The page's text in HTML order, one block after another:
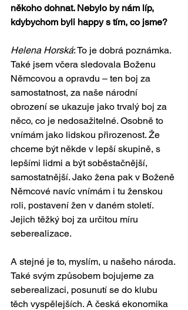
někoho dohnat. Nebylo by nám líp,
kdybychom byli happy s tím, co jsme?
Helena Horská: To je dobrá poznámka.
Také jsem včera sledovala Boženu
Němcovou a opravdu – ten boj za
samostatnost, za naše národní
obrození se ukazuje jako trvalý boj za
něco, co je nedosažitelné. Osobně to
vnímám jako lidskou přirozenost. Že
chceme být někde v lepší skupině, s
lepšími lidmi a být soběstačnější,
samostatnější. Jako žena pak v Boženě
Němcové navíc vnímám i tu ženskou
roli, postavení žen v daném století.
Jejich těžký boj za určitou míru
seberealizace.
A stejné je to, myslím, u našeho národa.
Také svým způsobem bojujeme za
seberealizaci, posunutí se do klubu
těch vyspělejších. A česká ekonomika